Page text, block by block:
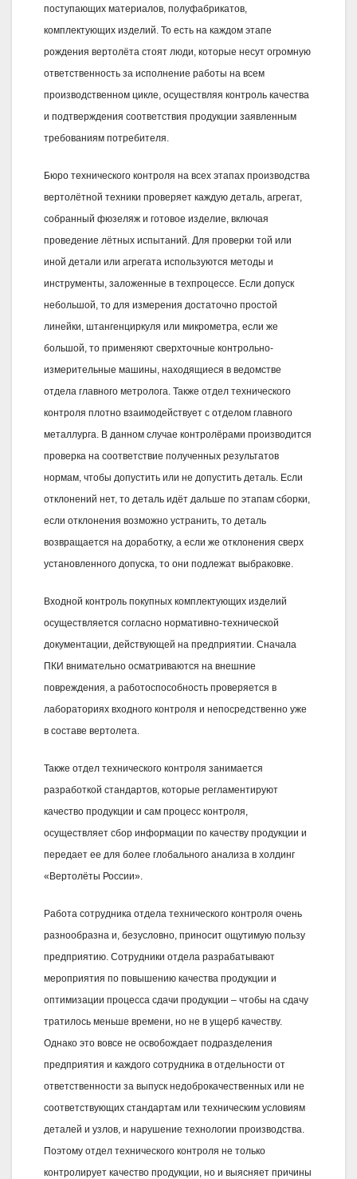
поступающих материалов, полуфабрикатов,
комплектующих изделий. То есть на каждом этапе
рождения вертолёта стоят люди, которые несут огромную
ответственность за исполнение работы на всем
производственном цикле, осуществляя контроль качества
и подтверждения соответствия продукции заявленным
требованиям потребителя.
Бюро технического контроля на всех этапах производства
вертолётной техники проверяет каждую деталь, агрегат,
собранный фюзеляж и готовое изделие, включая
проведение лётных испытаний. Для проверки той или
иной детали или агрегата используются методы и
инструменты, заложенные в техпроцессе. Если допуск
небольшой, то для измерения достаточно простой
линейки, штангенциркуля или микрометра, если же
большой, то применяют сверхточные контрольно-
измерительные машины, находящиеся в ведомстве
отдела главного метролога. Также отдел технического
контроля плотно взаимодействует с отделом главного
металлурга. В данном случае контролёрами производится
проверка на соответствие полученных результатов
нормам, чтобы допустить или не допустить деталь. Если
отклонений нет, то деталь идёт дальше по этапам сборки,
если отклонения возможно устранить, то деталь
возвращается на доработку, а если же отклонения сверх
установленного допуска, то они подлежат выбраковке.
Входной контроль покупных комплектующих изделий
осуществляется согласно нормативно-технической
документации, действующей на предприятии. Сначала
ПКИ внимательно осматриваются на внешние
повреждения, а работоспособность проверяется в
лабораториях входного контроля и непосредственно уже
в составе вертолета.
Также отдел технического контроля занимается
разработкой стандартов, которые регламентируют
качество продукции и сам процесс контроля,
осуществляет сбор информации по качеству продукции и
передает ее для более глобального анализа в холдинг
«Вертолёты России».
Работа сотрудника отдела технического контроля очень
разнообразна и, безусловно, приносит ощутимую пользу
предприятию. Сотрудники отдела разрабатывают
мероприятия по повышению качества продукции и
оптимизации процесса сдачи продукции – чтобы на сдачу
тратилось меньше времени, но не в ущерб качеству.
Однако это вовсе не освобождает подразделения
предприятия и каждого сотрудника в отдельности от
ответственности за выпуск недоброкачественных или не
соответствующих стандартам или техническим условиям
деталей и узлов, и нарушение технологии производства.
Поэтому отдел технического контроля не только
контролирует качество продукции, но и выясняет причины